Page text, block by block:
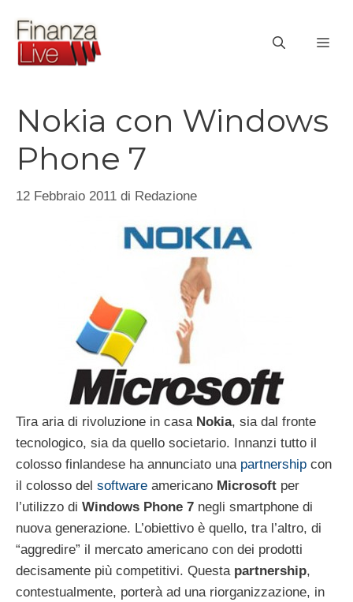
contenuto
Nokia con Windows
Phone 7
12 Febbraio 2011 di Redazione
Tira aria di rivoluzione in casa Nokia, sia dal fronte
tecnologico, sia da quello societario. Innanzi tutto il
colosso finlandese ha annunciato una partnership con
il colosso del software americano Microsoft per
l’utilizzo di Windows Phone 7 negli smartphone di
nuova generazione. L’obiettivo è quello, tra l’altro, di
“aggredire” il mercato americano con dei prodotti
decisamente più competitivi. Questapartnership,
contestualmente, porterà ad una riorganizzazione, in